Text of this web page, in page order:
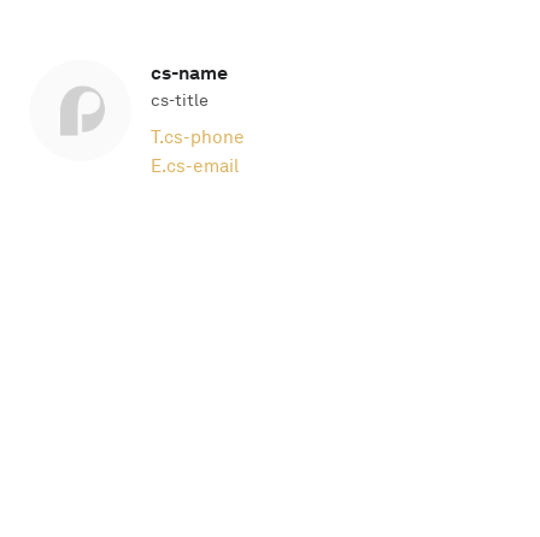
cs-name
cs-title
T.cs-phone
E.cs-email